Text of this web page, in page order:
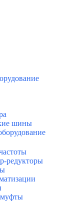
шины
редукторы
муфты